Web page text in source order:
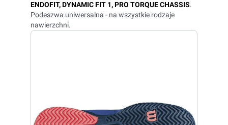
ENDOFIT, DYNAMIC FIT 1, PRO TORQUE CHASSIS.
Podeszwa uniwersalna - na wszystkie rodzaje
nawierzchni.